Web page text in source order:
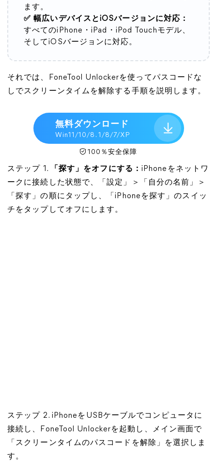
ます。
✅ 幅広いデバイスとiOSバージョンに対応：
すべてのiPhone・iPad・iPod Touchモデル、
そしてiOSバージョンに対応。
それでは、FoneTool Unlockerを使ってパスコードな
しでスクリーンタイムを解除する手順を説明します。
無料ダウンロード
Win11/10/8. 1/8/7/XP
100％安全保障
ステップ 1. 「探す」をオフにする： iPhoneをネットワ
ークに接続した状態で、「設定」＞「自分の名前」＞
「探す」の順にタップし、「iPhoneを探す」のスイッ
チをタップしてオフにします。
ステップ 2. iPhoneをUSBケーブルでコンピュータに
接続し、FoneTool Unlockerを起動し、メイン画面で
「スクリーンタイムのパスコードを解除」を選択しま
す。